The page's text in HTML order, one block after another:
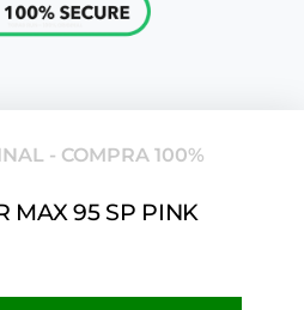
- COMPRA 100%
MAX 95 SP PINK